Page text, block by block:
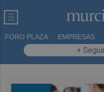
FORO PLAZA EMPRESAS
+